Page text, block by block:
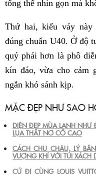
tổng thể nhìn gọn mà
Thứ hai, kiểu váy
đúng chuẩn U40. Ở độ
quý phái hơn là phô
kín đáo, vừa cho cảm
ngắn khó sánh kịp.
MẶC ĐẸP NHƯ SAO
DIỆN ĐẸP MÙA LẠNH
LỤA THẮT NƠ CỔ CAO
CÁCH CHU CHÂU, LÝ
VƯỢNG KHÍ VỚI TÚI XÁCH
CỨ ĐI CÙNG LOUIS